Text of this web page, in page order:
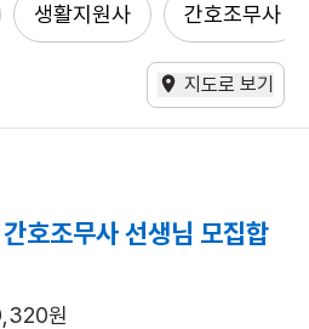
생활지원사 간호조무사
지도로 보기
호조무사 선생님 모집합
원